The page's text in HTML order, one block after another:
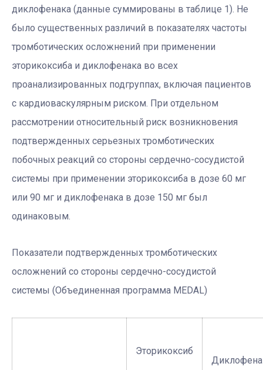
диклофенака (данные суммированы в таблице 1). Не
было существенных различий в показателях частоты
тромботических осложнений при применении
эторикоксиба и диклофенака во всех
проанализированных подгруппах, включая пациентов
с кардиоваскулярным риском. При отдельном
рассмотрении относительный риск возникновения
подтвержденных серьезных тромботических
побочных реакций со стороны сердечно-сосудистой
системы при применении эторикоксиба в дозе 60 мг
или 90 мг и диклофенака в дозе 150 мг был
одинаковым.
Показатели подтвержденных тромботических
осложнений со стороны сердечно-сосудистой
системы (Объединенная программа MEDAL)
Эторикоксиб